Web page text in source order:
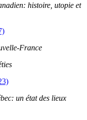
histoire, utopie et
France
un état des lieux